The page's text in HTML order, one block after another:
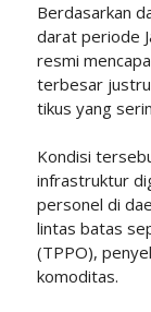
Berdasarkan
darat periode
resmi
terbesar
tikus yang
Kondisi
infrastruktur
personel di
lintas batas
(TPPO),
komoditas.